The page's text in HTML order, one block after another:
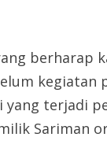
berharap
kegiatan
terjadi
Sariman